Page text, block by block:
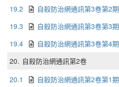
19.2
自殺防治網通訊第3卷第2期
19.3
自殺防治網通訊第3卷第3期
19.4
自殺防治網通訊第3卷第4期
20. 自殺防治網通訊第2卷
20.1
自殺防治網通訊第2卷第1期